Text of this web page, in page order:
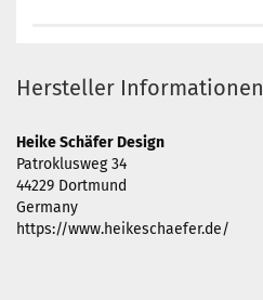
Hersteller Informationen
Heike Schäfer Design
Patroklusweg 34
44229 Dortmund
Germany
https://www.heikeschaefer.de/